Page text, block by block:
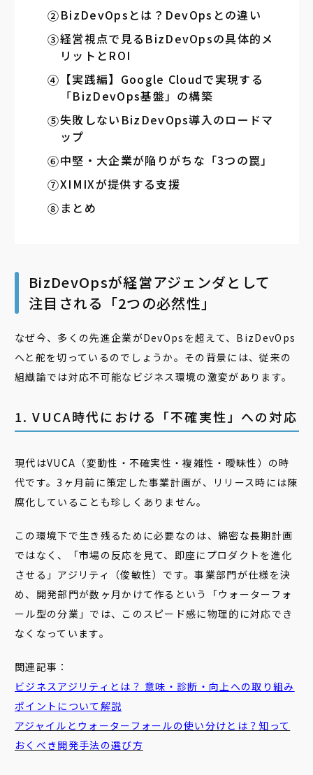
BizDevOpsとは？DevOpsとの違い
経営視点で見るBizDevOpsの具体的メ
リットとROI
【実践編】Google Cloudで実現する
「BizDevOps基盤」の構築
失敗しないBizDevOps導入のロードマ
ップ
中堅・大企業が陥りがちな「3つの罠」
XIMIXが提供する支援
まとめ
BizDevOpsが経営アジェンダとして
注目される「2つの必然性」
なぜ今、多くの先進企業がDevOpsを超えて、BizDevOps
へと舵を切っているのでしょうか。その背景には、従来の
組織論では対応不可能なビジネス環境の激変があります。
1. VUCA時代における「不確実性」への対応
現代はVUCA（変動性・不確実性・複雑性・曖昧性）の時
代です。3ヶ月前に策定した事業計画が、リリース時には陳
腐化していることも珍しくありません。
この環境下で生き残るために必要なのは、綿密な長期計画
ではなく、「市場の反応を見て、即座にプロダクトを進化
させる」アジリティ（俊敏性）です。事業部門が仕様を決
め、開発部門が数ヶ月かけて作るという「ウォーターフォ
ール型の分業」では、このスピード感に物理的に対応でき
なくなっています。
関連記事：
ビジネスアジリティとは？ 意味・診断・向上への取り組み
ポイントについて解説
アジャイルとウォーターフォールの使い分けとは？知って
おくべき開発手法の選び方